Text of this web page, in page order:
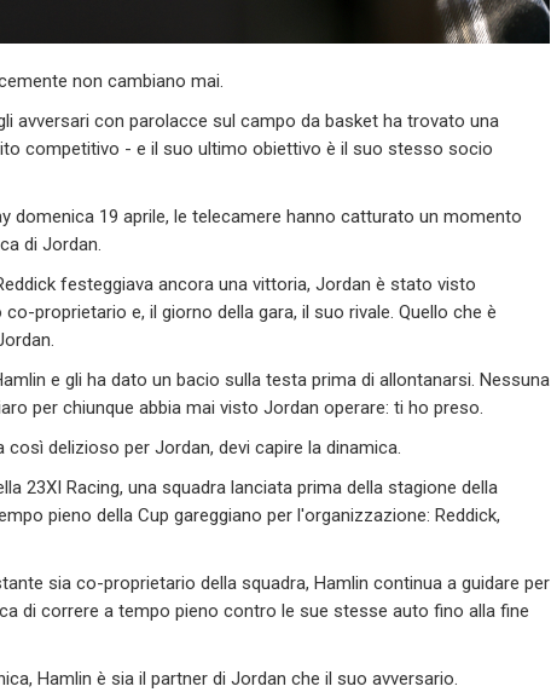
non cambiano mai.
avversari con parolacce sul campo da basket ha trovato una
competitivo - e il suo ultimo obiettivo è il suo stesso socio
domenica 19 aprile, le telecamere hanno catturato un momento
di Jordan.
festeggiava ancora una vittoria, Jordan è stato visto
proprietario e, il giorno della gara, il suo rivale. Quello che è
e gli ha dato un bacio sulla testa prima di allontanarsi. Nessuna
per chiunque abbia mai visto Jordan operare: ti ho preso.
delizioso per Jordan, devi capire la dinamica.
23XI Racing, una squadra lanciata prima della stagione della
pieno della Cup gareggiano per l'organizzazione: Reddick,
sia co-proprietario della squadra, Hamlin continua a guidare per
di correre a tempo pieno contro le sue stesse auto fino alla fine
Hamlin è sia il partner di Jordan che il suo avversario.